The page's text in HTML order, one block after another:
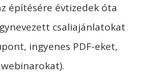
építésére évtizedek óta
csaliajánlatokat
ingyenes PDF-eket,